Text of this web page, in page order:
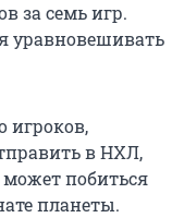
за семь игр.
уравновешивать
игроков,
в НХЛ,
может побиться
планеты.